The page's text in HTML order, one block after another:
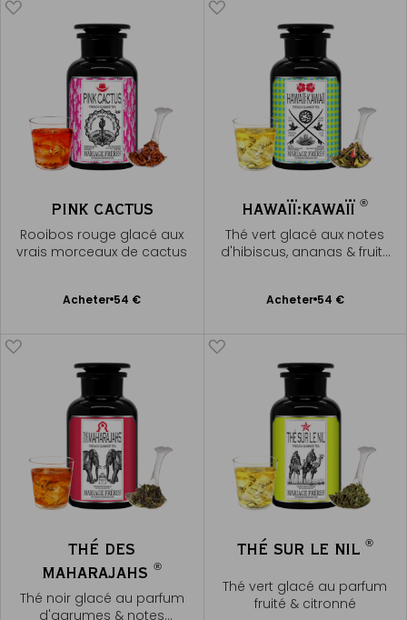
PINK CACTUS
Rooibos rouge glacé aux
vrais morceaux de cactus
Acheter 54 €
Ajouter
HAWAÏÏ:KAWAÏÏ®
Thé vert glacé aux notes
d'hibiscus, ananas & fruits
Acheter 54 €
Ajouter
THÉ DES
MAHARAJAHS®
Thé noir glacé au parfum
d'agrumes & notes
THÉ SUR LE NIL ®
Thé vert glacé au parfum
fruité & citronné